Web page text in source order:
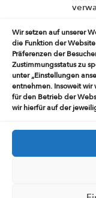
Wir setzen auf unserer
die Funktion der
Präferenzen der
Zustimmungsstatus zu
unter „Einstellungen
entnehmen. Insoweit wir
für den Betrieb der
wir hierfür auf der